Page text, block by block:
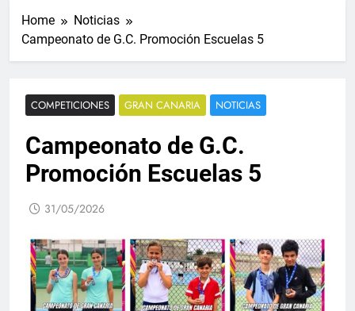
Home
Noticias
Campeonato de G.C. Promoción Escuelas 5
COMPETICIONES GRAN CANARIA NOTICIAS
Campeonato de G.C.
Promoción Escuelas 5
31/05/2026